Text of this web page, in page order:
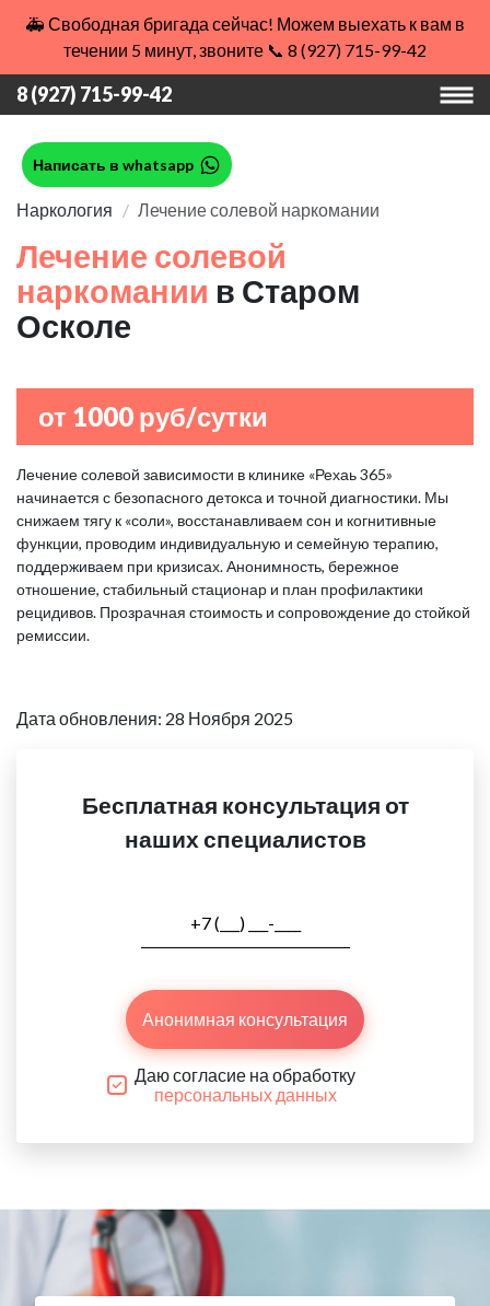
🚑 Свободная бригада сейчас! Можем выехать к вам в
течении 5 минут, звоните 📞 8 (927) 715-99-42
8 (927) 715-99-42
Написать в whatsapp
Наркология Лечение солевой наркомании
Лечение солевой
наркомании в Старом
Осколе
от 1000 руб/сутки
Лечение солевой зависимости в клинике «Рехаь 365»
начинается с безопасного детокса и точной диагностики. Мы
снижаем тягу к «соли», восстанавливаем сон и когнитивные
функции, проводим индивидуальную и семейную терапию,
поддерживаем при кризисах. Анонимность, бережное
отношение, стабильный стационар и план профилактики
рецидивов. Прозрачная стоимость и сопровождение до стойкой
ремиссии.
Дата обновления: 28 Ноября 2025
Бесплатная консультация от
наших специалистов
Анонимная консультация
Даю согласие на обработку
персональных данных